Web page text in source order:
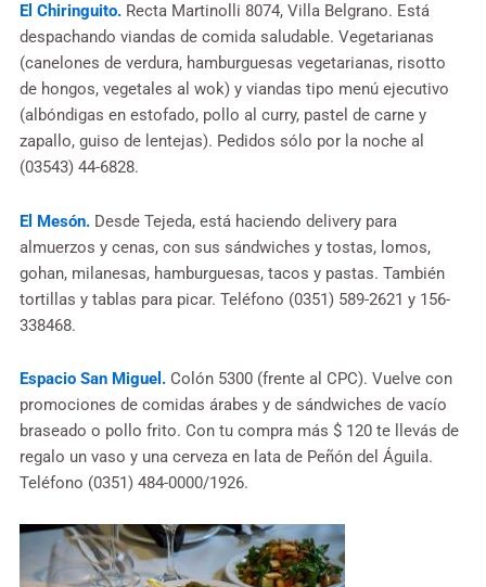
El Chiringuito. Recta Martinolli 8074, Villa Belgrano. Está
despachando viandas de comida saludable. Vegetarianas
(canelones de verdura, hamburguesas vegetarianas, risotto
de hongos, vegetales al wok) y viandas tipo menú ejecutivo
(albóndigas en estofado, pollo al curry, pastel de carne y
zapallo, guiso de lentejas). Pedidos sólo por la noche al
(03543) 44-6828.
El Mesón. Desde Tejeda, está haciendo delivery para
almuerzos y cenas, con sus sándwiches y tostas, lomos,
gohan, milanesas, hamburguesas, tacos y pastas. También
tortillas y tablas para picar. Teléfono (0351) 589-2621 y 156-
338468.
Espacio San Miguel. Colón 5300 (frente al CPC). Vuelve con
promociones de comidas árabes y de sándwiches de vacío
braseado o pollo frito. Con tu compra más $ 120 te llevás de
regalo un vaso y una cerveza en lata de Peñón del Águila.
Teléfono (0351) 484-0000/1926.